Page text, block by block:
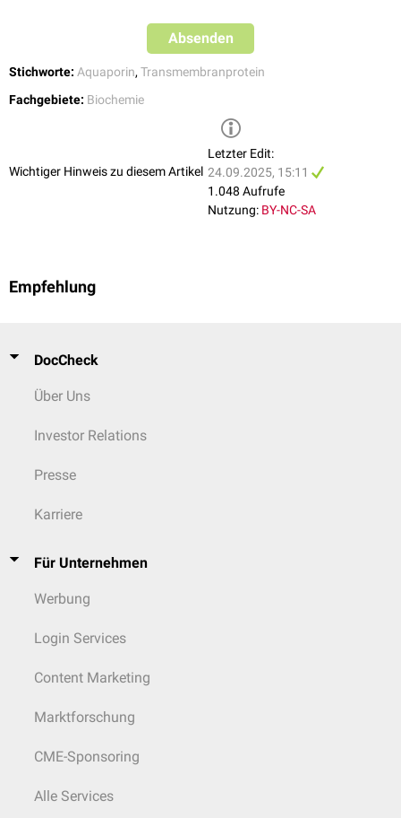
Absenden
Stichworte: Aquaporin, Transmembranprotein
Fachgebiete: Biochemie
Wichtiger Hinweis zu diesem Artikel
Letzter Edit:
24.09.2025, 15:11
1.048 Aufrufe
Nutzung: BY-NC-SA
Empfehlung
DocCheck
Über Uns
Investor Relations
Presse
Karriere
Für Unternehmen
Werbung
Login Services
Content Marketing
Marktforschung
CME-Sponsoring
Alle Services